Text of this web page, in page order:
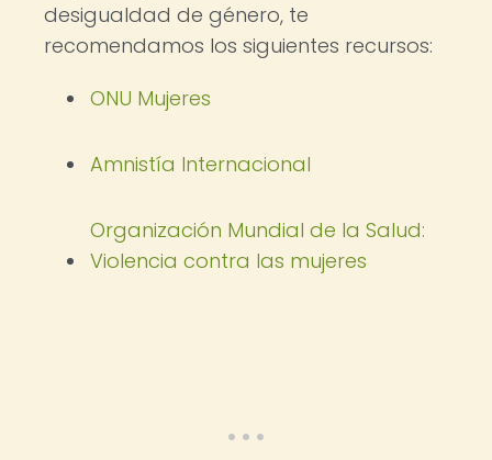
desigualdad de género, te
recomendamos los siguientes recursos:
ONU Mujeres
Amnistía Internacional
Organización Mundial de la Salud:
Violencia contra las mujeres